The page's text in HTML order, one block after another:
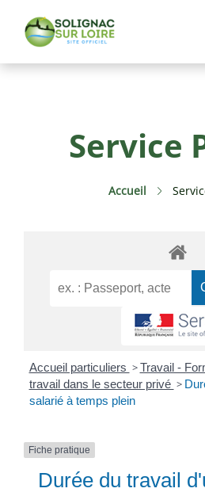
Vie Pratique
Culture & Loisirs
Service Public
Service
Accueil
Accueil particuliers > Travail -
travail dans le secteur privé >
salarié à temps plein
Fiche pratique
Durée du travail